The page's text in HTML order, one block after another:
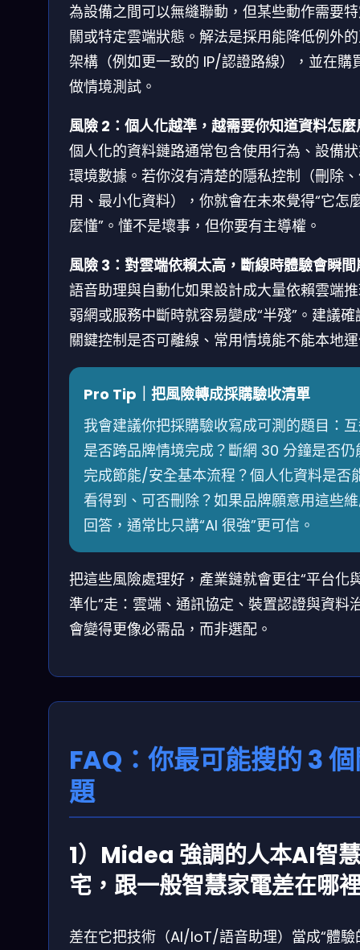
為設備之間可以無縫聯動，但某些動作需要
關或特定雲端狀態。解法是採用能降低例外
架構（例如更一致的 IP/認證路線），並在購
做情境測試。
風險 2：個人化越準，越需要你知道資料怎麼
個人化的資料鏈路通常包含使用行為、設備
環境數據。若你沒有清楚的隱私控制（刪除
用、最小化資料），你就會在未來覺得“它怎
麼懂”。懂不是壞事，但你要有主導權。
風險 3：對雲端依賴太高，斷線時體驗會瞬間
語音助理與自動化如果設計成大量依賴雲端
弱網或服務中斷時就容易變成“半殘”。建議確
關鍵控制是否可離線、常用情境能不能本地
Pro Tip｜把風險轉成採購驗收清單
我會建議你把採購驗收寫成可測的題目：
是否跨品牌情境完成？斷網 30 分鐘是否仍
完成節能/安全基本流程？個人化資料是否
看得到、可否刪除？如果品牌願意用這些
回答，通常比只講“AI 很強”更可信。
把這些風險處理好，產業鏈就會更往“平台化
準化”走：雲端、通訊協定、裝置認證與資料
會變得更像必需品，而非選配。
FAQ：你最可能搜的 3
題
1）Midea 強調的人本AI智慧
宅，跟一般智慧家電差在哪
差在它把技術（AI/IoT/語音助理）當成“體驗